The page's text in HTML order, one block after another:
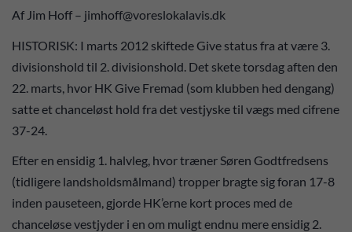
Af Jim Hoff – jimhoff@voreslokalavis.dk
HISTORISK: I marts 2012 skiftede Give status fra at være 3.
divisionshold til 2. divisionshold. Det skete torsdag aften den
22. marts, hvor HK Give Fremad (som klubben hed dengang)
satte et chanceløst hold fra det vestjyske til vægs med cifrene
37-24.
Efter en ensidig 1. halvleg, hvor træner Søren Godtfredsens
(tidligere landsholdsmålmand) tropper bragte sig foran 17-8
inden pauseteen, gjorde HK’erne kort proces med de
chanceløse vestjyder i en om muligt endnu mere ensidig 2.